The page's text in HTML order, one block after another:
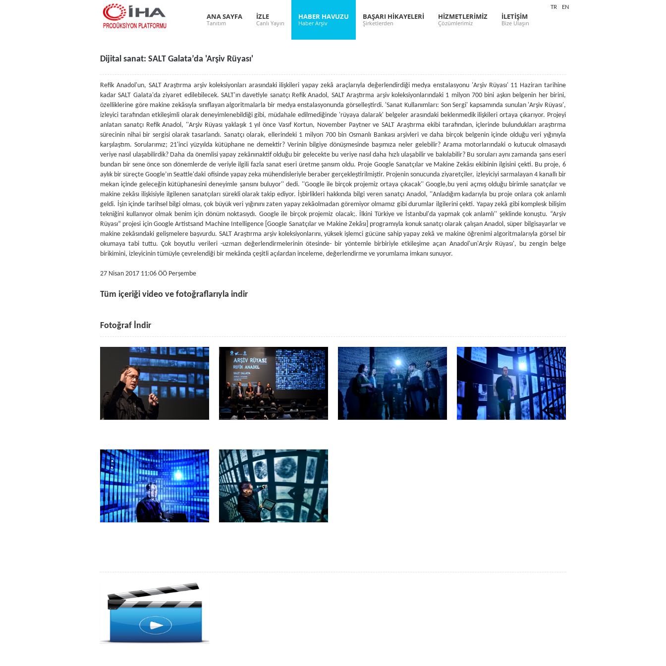
ANA SAYFA
Tanıtım
İZLE
Canlı Yayın
HABER HAVUZU
Haber Arşiv
BAŞARI HİKAYELERİ
Şirketlerden
HİZMETLERİMİZ
Çözümlerimiz
İLETİŞİM
Bize Ulaşın
TR EN
Dijital sanat: SALT Galata’da 'Arşiv Rüyası'
Refik Anadol'un, SALT Araştırma arşiv koleksiyonları arasındaki ilişkileri yapay zekâ araçlarıyla değerlendirdiği medya enstalasyonu 'Arşiv Rüyası' 11 Haziran tarihine
kadar SALT Galata'da ziyaret edilebilecek. SALT'ın davetiyle sanatçı Refik Anadol, SALT Araştırma arşiv koleksiyonlarındaki 1 milyon 700 bini aşkın belgenin her birini,
özelliklerine göre makine zekâsıyla sınıflayan algoritmalarla bir medya enstalasyonunda görselleştirdi. 'Sanat Kullanımları: Son Sergi' kapsamında sunulan 'Arşiv Rüyası',
izleyici tarafından etkileşimli olarak deneyimlenebildiği gibi, müdahale edilmediğinde 'rüyaya dalarak' belgeler arasındaki beklenmedik ilişkileri ortaya çıkarıyor. Projeyi
anlatan sanatçı Refik Anadol, ''Arşiv Rüyası yaklaşık 1 yıl önce Vasıf Kortun, November Paytner ve SALT Araştırma ekibi tarafından, içlerinde bulundukları araştırma
sürecinin nihai bir sergisi olarak tasarlandı. Sanatçı olarak, ellerindeki 1 milyon 700 bin Osmanlı Bankası arşivleri ve daha birçok belgenin içinde olduğu veri yığınıyla
karşılaştım. Sorularımız; 21'inci yüzyılda kütüphane ne demektir? Verinin bilgiye dönüşmesinde başımıza neler gelebilir? Arama motorlarındaki o kutucuk olmasaydı
veriye nasıl ulaşabilirdik? Daha da önemlisi yapay zekânınaktif olduğu bir gelecekte bu veriye nasıl daha hızlı ulaşabilir ve bakılabilir? Bu soruları aynı zamanda şans eseri
bundan bir sene önce son dönemlerde de veriyle ilgili fazla sanat eseri üretme şansım oldu. Proje Google Sanatçılar ve Makine Zekâsı ekibinin ilgisini çekti. Bu proje, 6
aylık bir süreçte Google’ın Seattle'daki ofisinde yapay zeka mühendisleriyle beraber gerçekleştirilmiştir. Projenin sonucunda ziyaretçiler, izleyiciyi sarmalayan 4 kanallı bir
mekan içinde geleceğin kütüphanesini deneyimle şansını buluyor'' dedi. ''Google ile birçok projemiz ortaya çıkacak'' Google,bu yeni açmış olduğu birimle sanatçılar ve
makine zekâsı ilişkisiyle ilgilenen sanatçıları sürekli olarak takip ediyor. İşbirlikleri hakkında bilgi veren sanatçı Anadol, ''Anladığım kadarıyla bu proje onlara çok anlamlı
geldi. İşin içinde tarihsel bilgi olması, çok büyük veri yığınını zaten yapay zekâolmadan göremiyor olmamız gibi durumlar ilgilerini çekti. Yapay zekâ gibi komplesk bilişim
tekniğini kullanıyor olmak benim için dönüm noktasıydı. Google ile birçok projemiz olacak;. İlkini Türkiye ve İstanbul'da yapmak çok anlamlı'' şeklinde konuştu. “Arşiv
Rüyası” projesi için Google Artistsand Machine Intelligence [Google Sanatçılar ve Makine Zekâsı] programıyla konuk sanatçı olarak çalışan Anadol, süper bilgisayarlar ve
makine zekâsındaki gelişmelere başvurdu. SALT Araştırma arşiv koleksiyonlarını, yüksek işlemci gücüne sahip yapay zekâ ve makine öğrenimi algoritmalarıyla görsel bir
okumaya tabi tuttu. Çok boyutlu verileri -uzman değerlendirmelerinin ötesinde- bir yöntemle birbiriyle etkileşime açan Anadol'un'Arşiv Rüyası', bu zengin belge
birikimini, izleyicinin tümüyle çevrelendiği bir mekânda çeşitli açılardan inceleme, değerlendirme ve yorumlama imkanı sunuyor.
27 Nisan 2017 11:06 ÖÖ Perşembe
Tüm içeriği video ve fotoğraflarıyla indir
Fotoğraf İndir